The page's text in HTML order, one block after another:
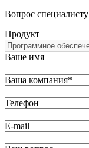
Вопрос специалисту
Продукт
Ваше имя
Ваша компания*
Телефон
E-mail